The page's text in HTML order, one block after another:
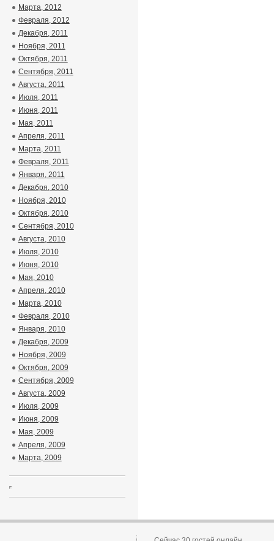
Марта, 2012
Февраля, 2012
Декабря, 2011
Ноября, 2011
Октября, 2011
Сентября, 2011
Августа, 2011
Июля, 2011
Июня, 2011
Мая, 2011
Апреля, 2011
Марта, 2011
Февраля, 2011
Января, 2011
Декабря, 2010
Ноября, 2010
Октября, 2010
Сентября, 2010
Августа, 2010
Июля, 2010
Июня, 2010
Мая, 2010
Апреля, 2010
Марта, 2010
Февраля, 2010
Января, 2010
Декабря, 2009
Ноября, 2009
Октября, 2009
Сентября, 2009
Августа, 2009
Июля, 2009
Июня, 2009
Мая, 2009
Апреля, 2009
Марта, 2009